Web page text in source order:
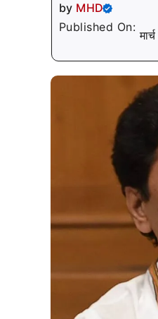
by MHD
Published On: